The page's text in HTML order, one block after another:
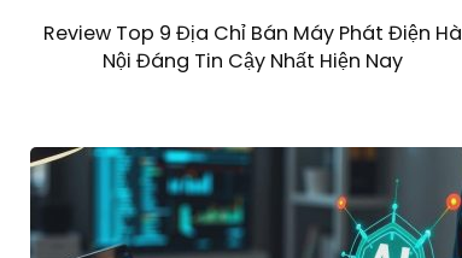
Review Top 9 Địa Chỉ Bán Máy Phát Điện Hà
Nội Đáng Tin Cậy Nhất Hiện Nay